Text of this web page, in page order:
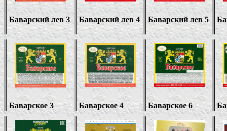
Баварский лев 3 Баварский лев 4 Баварский лев5
Баварское 3 Баварское 4 Баварское 6